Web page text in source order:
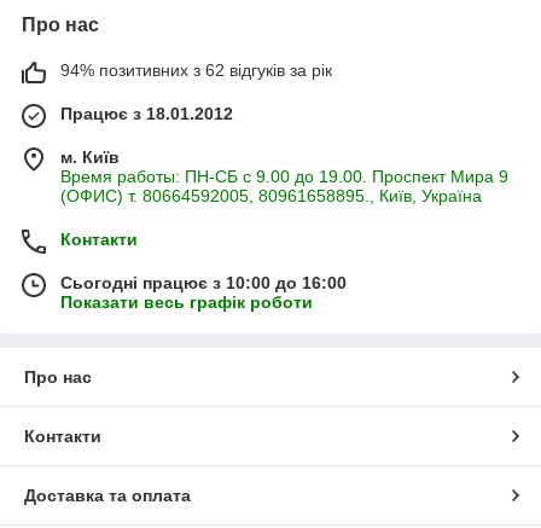
Про нас
94% позитивних з 62 відгуків за рік
Працює з 18.01.2012
м. Київ
Время работы: ПН-СБ с 9.00 до 19.00. Проспект Мира 9
(ОФИС) т. 80664592005, 80961658895., Київ, Україна
Контакти
Сьогодні працює з 10:00 до 16:00
Показати весь графік роботи
Про нас
Контакти
Доставка та оплата